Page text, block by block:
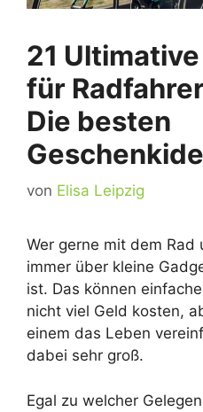
21
für
Die besten
von Elisa Leipzig
Wer gerne mit dem
immer über kleine
ist. Das können
nicht viel Geld kosten,
einem das Leben
dabei sehr groß.
Egal zu welcher